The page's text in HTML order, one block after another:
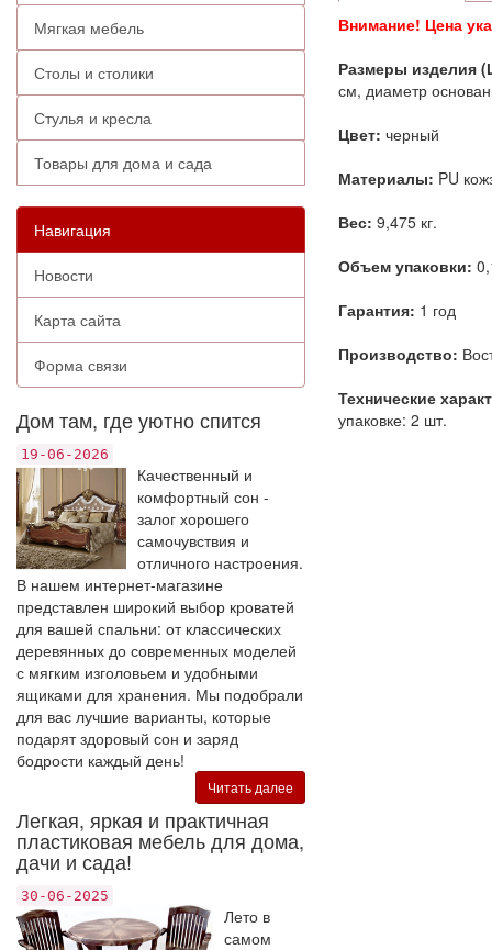
Мягкая мебель
Столы и столики
Стулья и кресла
Товары для дома и сада
Навигация
Новости
Карта сайта
Форма связи
Дом там, где уютно спится
19-06-2026
Качественный и
комфортный сон -
залог хорошего
самочувствия и
отличного настроения.
В нашем интернет-магазине
представлен широкий выбор кроватей
для вашей спальни: от классических
деревянных до современных моделей
с мягким изголовьем и удобными
ящиками для хранения. Мы подобрали
для вас лучшие варианты, которые
подарят здоровый сон и заряд
бодрости каждый день!
Читать далее
Легкая, яркая и практичная
пластиковая мебель для дома,
дачи и сада!
30-06-2025
Лето в
самом
Внимание! Цена
Размеры изделия
см, диаметр
Цвет: черный
Материалы: PU
Вес: 9,475 кг.
Объем упаковки:
Гарантия: 1 год
Производство:
Технические
упаковке: 2 шт.